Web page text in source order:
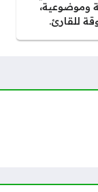
وموضوعية،
للقارئ.